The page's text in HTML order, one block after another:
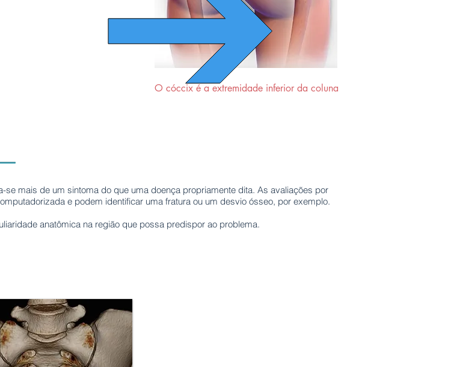
O cóccix é a extremidade inferior da coluna
mais de um sintoma do que uma doença propriamente dita. As avaliações por
e podem identificar uma fratura ou um desvio ósseo, por exemplo.
anatômica na região que possa predispor ao problema.